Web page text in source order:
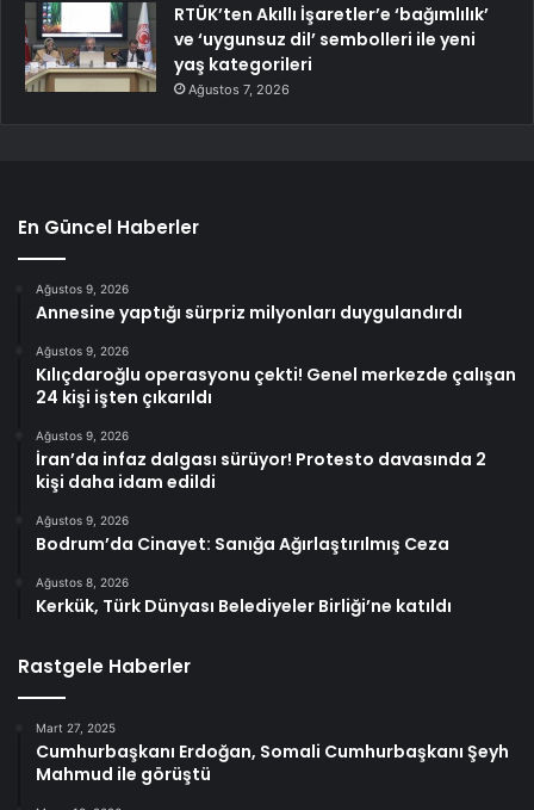
RTÜK’ten Akıllı İşaretler’e ‘bağımlılık’
ve ‘uygunsuz dil’ sembolleri ile yeni
yaş kategorileri
Ağustos 7, 2026
En Güncel Haberler
Ağustos 9, 2026
Annesine yaptığı sürpriz milyonları duygulandırdı
Ağustos 9, 2026
Kılıçdaroğlu operasyonu çekti! Genel merkezde çalışan
24 kişi işten çıkarıldı
Ağustos 9, 2026
İran’da infaz dalgası sürüyor! Protesto davasında 2
kişi daha idam edildi
Ağustos 9, 2026
Bodrum’da Cinayet: Sanığa Ağırlaştırılmış Ceza
Ağustos 8, 2026
Kerkük, Türk Dünyası Belediyeler Birliği’ne katıldı
Rastgele Haberler
Mart 27, 2025
Cumhurbaşkanı Erdoğan, Somali Cumhurbaşkanı Şeyh
Mahmud ile görüştü